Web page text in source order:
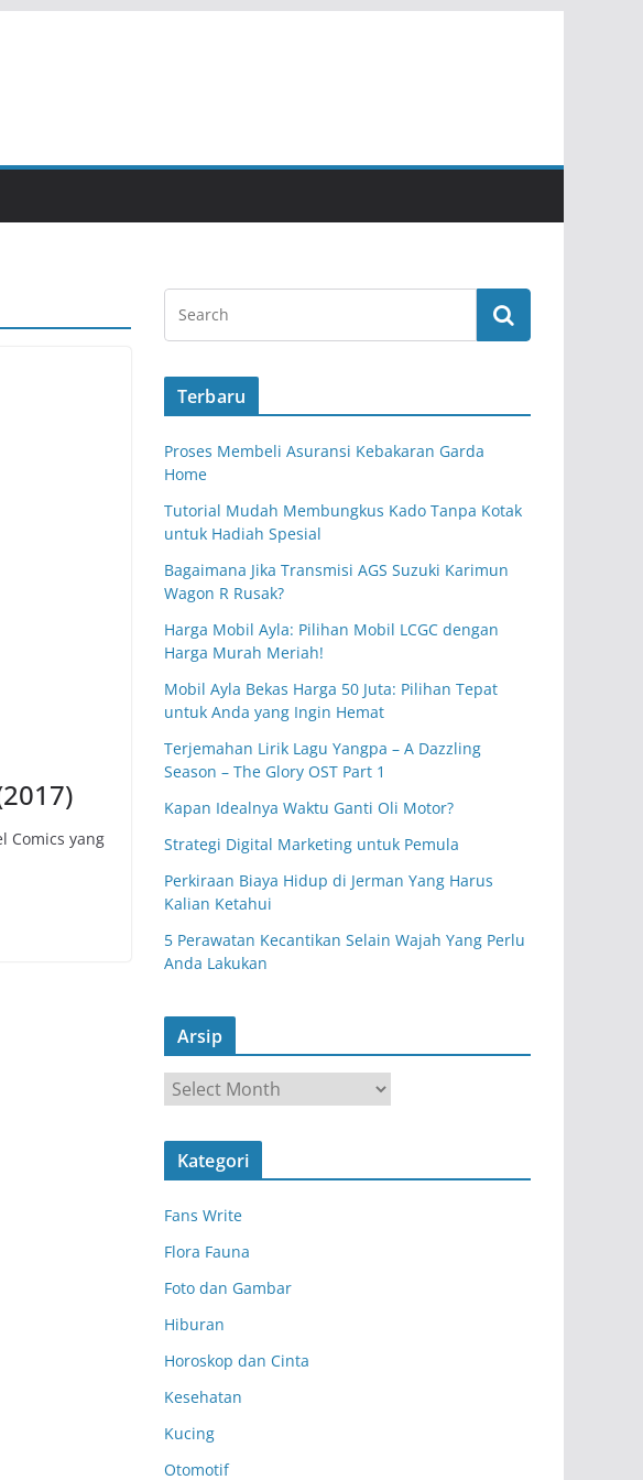
Comics yang
Terbaru
Proses Membeli Asuransi Kebakaran Garda
Home
Tutorial Mudah Membungkus Kado Tanpa Kotak
untuk Hadiah Spesial
Bagaimana Jika Transmisi AGS Suzuki Karimun
Wagon R Rusak?
Harga Mobil Ayla: Pilihan Mobil LCGC dengan
Harga Murah Meriah!
Mobil Ayla Bekas Harga 50 Juta: Pilihan Tepat
untuk Anda yang Ingin Hemat
Terjemahan Lirik Lagu Yangpa – A Dazzling
Season – The Glory OST Part 1
Kapan Idealnya Waktu Ganti Oli Motor?
Strategi Digital Marketing untuk Pemula
Perkiraan Biaya Hidup di Jerman Yang Harus
Kalian Ketahui
5 Perawatan Kecantikan Selain Wajah Yang Perlu
Anda Lakukan
Arsip
r
s
Kategori
Fans Write
Flora Fauna
Foto dan Gambar
Hiburan
Horoskop dan Cinta
Kesehatan
Kucing
Otomotif